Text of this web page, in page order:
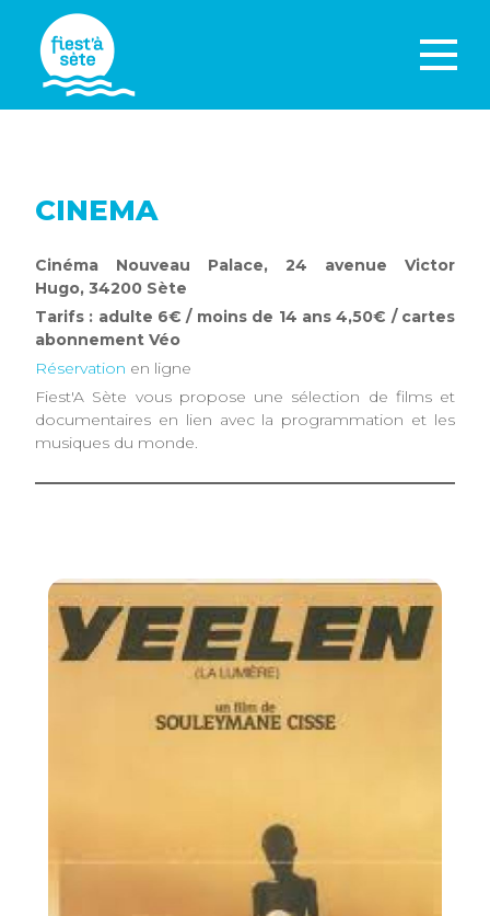
CINEMA
Cinéma Nouveau Palace, 24 avenue Victor
Hugo, 34200 Sète
Tarifs : adulte 6€ / moins de 14 ans 4,50€ / cartes
abonnement Véo
Réservation en ligne
Fiest'A Sète vous propose une sélection de films et
documentaires en lien avec la programmation et les
musiques du monde.